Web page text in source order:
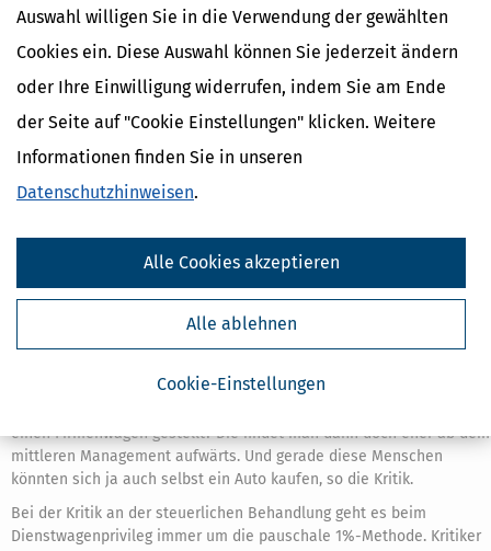
Auswahl willigen Sie in die Verwendung der gewählten
Cookies ein. Diese Auswahl können Sie jederzeit ändern
oder Ihre Einwilligung widerrufen, indem Sie am Ende
der Seite auf "Cookie Einstellungen" klicken. Weitere
Informationen finden Sie in unseren
Datenschutzhinweisen.
Cookie-Einstellungen
Alle ablehnen
Alle Cookies akzeptieren
Es muss kein eigenes Auto gekauft werden.
Vor allem dann, wenn der Arbeitgeber die Tankkosten übernimmt
echtes Schnäppchen.
Was wird am Dienstwagenprivileg kritisiert?
Bei der Kritik am Dienstwagenprivileg geht es sowohl um
als auch um finanzielle bzw. steuerliche Aspekte.
Klar ist, dass Autos nicht unbedingt die umweltfreundlichsten
Verkehrsmittel sind. Sie verbrauchen fossile Brennstoffe (oder
Strom), die stoßen Schadstoffe aus, durch den Reifenabrieb gelangt
vermutlich schon bei der Herstellung und der Autoindustrie
und sich dann bis zur Verschrottung weiter durcharbeiten.
Ein weiterer Kritikpunkt: Soziale Ungerechtigkeit. Es profitieren vor
einen Firmenwagen gestellt? Die findet man dann doch eher ab dem
mittleren Management aufwärts. Und gerade diese Menschen
könnten sich ja auch selbst ein Auto kaufen, so die Kritik.
Bei der Kritik an der steuerlichen Behandlung geht es beim
Dienstwagenprivileg immer um die pauschale 1%-Methode. Kritiker